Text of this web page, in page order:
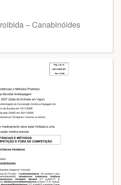
– Canabinóides